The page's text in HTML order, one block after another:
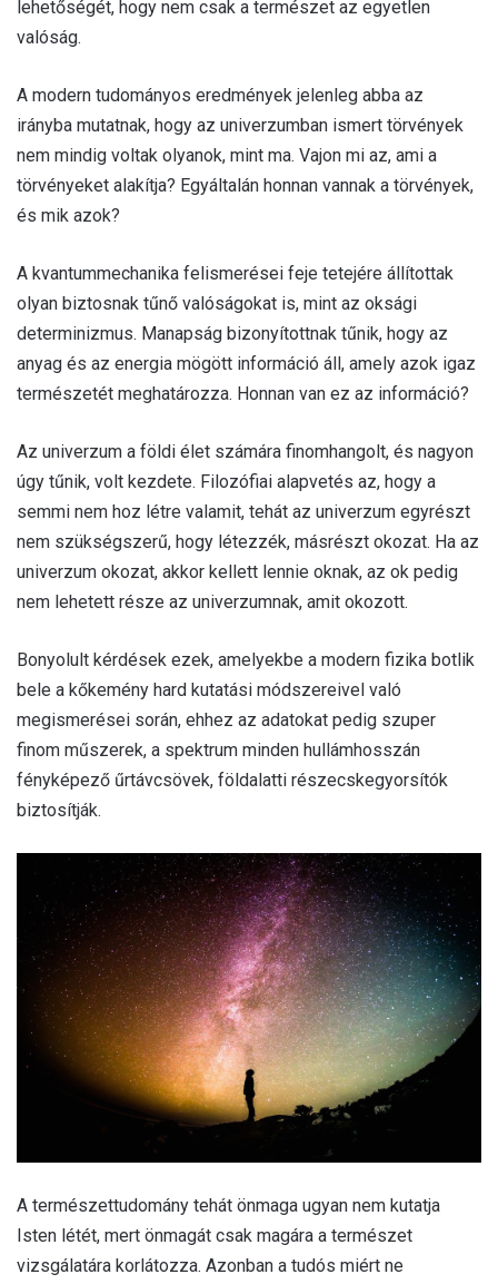
lehetőségét, hogy nem csak a természet az egyetlen
valóság.
A modern tudományos eredmények jelenleg abba az
irányba mutatnak, hogy az univerzumban ismert törvények
nem mindig voltak olyanok, mint ma. Vajon mi az, ami a
törvényeket alakítja? Egyáltalán honnan vannak a törvények,
és mik azok?
A kvantummechanika felismerései feje tetejére állítottak
olyan biztosnak tűnő valóságokat is, mint az oksági
determinizmus. Manapság bizonyítottnak tűnik, hogy az
anyag és az energia mögött információ áll, amely azok igaz
természetét meghatározza. Honnan van ez az információ?
Az univerzum a földi élet számára finomhangolt, és nagyon
úgy tűnik, volt kezdete. Filozófiai alapvetés az, hogy a
semmi nem hoz létre valamit, tehát az univerzum egyrészt
nem szükségszerű, hogy létezzék, másrészt okozat. Ha az
univerzum okozat, akkor kellett lennie oknak, az ok pedig
nem lehetett része az univerzumnak, amit okozott.
Bonyolult kérdések ezek, amelyekbe a modern fizika botlik
bele a kőkemény hard kutatási módszereivel való
megismerései során, ehhez az adatokat pedig szuper
finom műszerek, a spektrum minden hullámhosszán
fényképező űrtávcsövek, földalatti részecskegyorsítók
biztosítják.
A természettudomány tehát önmaga ugyan nem kutatja
Isten létét, mert önmagát csak magára a természet
vizsgálatára korlátozza. Azonban a tudós miért ne